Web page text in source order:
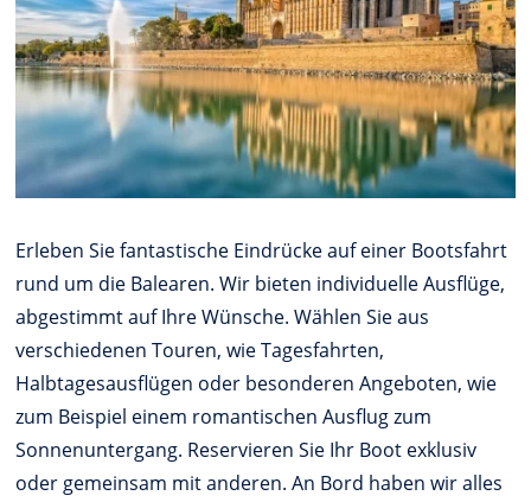
Erleben Sie fantastische Eindrücke auf einer Bootsfahrt
rund um die Balearen. Wir bieten individuelle Ausflüge,
abgestimmt auf Ihre Wünsche. Wählen Sie aus
verschiedenen Touren, wie Tagesfahrten,
Halbtagesausflügen oder besonderen Angeboten, wie
zum Beispiel einem romantischen Ausflug zum
Sonnenuntergang. Reservieren Sie Ihr Boot exklusiv
oder gemeinsam mit anderen. An Bord haben wir alles